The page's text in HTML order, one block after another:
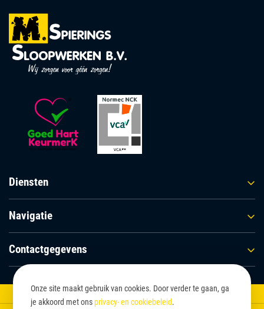
Onze site maakt gebruik van cookies. Door verder te gaan, ga
je akkoord met onsprivacy- en cookiebeleid.
Diensten
Navigatie
Contactgegevens
Copyright © 2026 Spierings Sloopwerken BV
Hebben we uw interesse gewekt?
Neem contact met ons op.